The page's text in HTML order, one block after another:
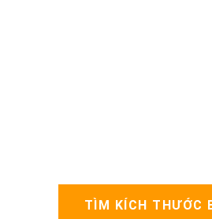
TÌM KÍCH THƯỚC